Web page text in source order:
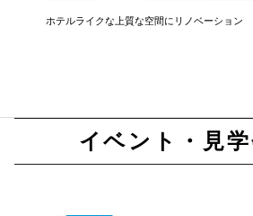
ホテルライクな上質な空間にリノベーション
イベント・見